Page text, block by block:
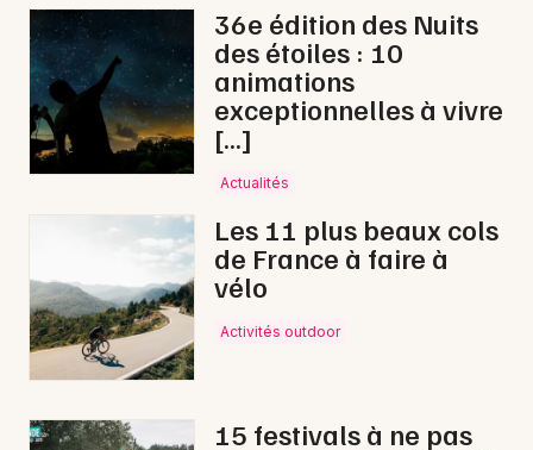
Je m'abonne
36e édition des Nuits
des étoiles : 10
animations
exceptionnelles à vivre
[…]
Actualités
Les 11 plus beaux cols
de France à faire à
vélo
Activités outdoor
15 festivals à ne pas